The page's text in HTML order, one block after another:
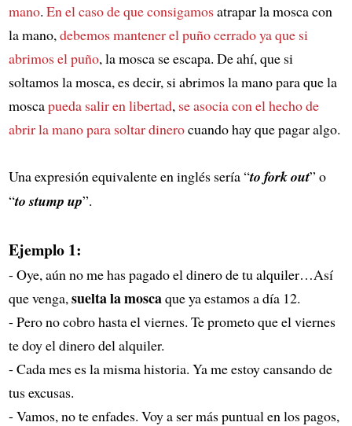
mano. En el caso de que consigamosatrapar la mosca con
la mano, debemos mantener el puño cerradoya que si
abrimos el puño, la mosca se escapa. De ahí, que si
soltamos la mosca, es decir, si abrimos la mano para que la
moscapueda salir en libertad, se asocia con el hecho de
abrir la mano para soltar dinerocuando hay que pagar algo.
Una expresión equivalente en inglés sería “to fork out” o
“to stump up”.
Ejemplo 1:
- Oye, aún no me has pagado el dinero de tu alquiler…Así
que venga, suelta la moscaque ya estamos a día 12.
- Pero no cobro hasta el viernes. Te prometo que el viernes
te doy el dinero del alquiler.
- Cada mes es la misma historia. Ya me estoy cansando de
tus excusas.
- Vamos, no te enfades. Voy a ser más puntual en los pagos,